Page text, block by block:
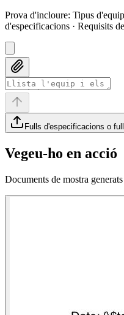
Prova d'incloure: Tipus
d'especificacions · Requisits
Fulls d'especificacions o
Vegeu-ho en acció
Documents de mostra